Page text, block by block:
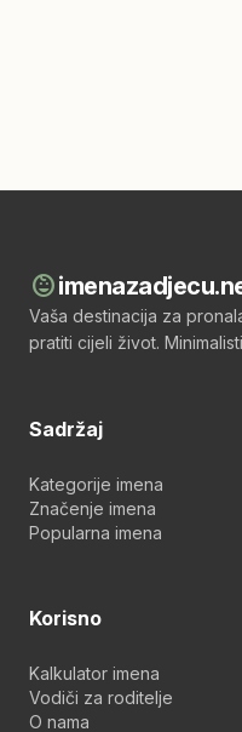
child_care
Vaša destinacija za
pratiti cijeli život.
Sadržaj
Kategorije imena
Značenje imena
Popularna imena
Korisno
Kalkulator imena
Vodiči za roditelje
O nama